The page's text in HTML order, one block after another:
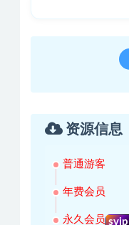
资源信息
普通游客
年费会员
永久会员 svip